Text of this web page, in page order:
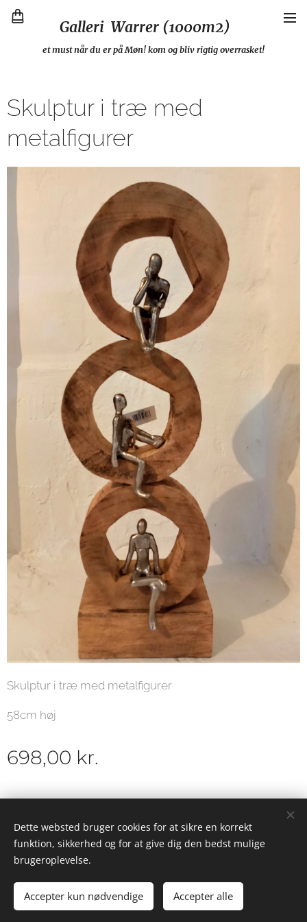
Galleri Warrer (1000m2)
et must når du er på Møn! kom og bliv rigtig overrasket!
Skulptur i træ med
metalfigurer
Skulptur i træ med metalfigurer
58cm høj
698,00 kr.
Tilføj til kurven
© 2019 Galleri Warrer - kunst - mode - livsstil - café
Cookies
Dette websted bruger cookies for at sikre en korrekt
funktion, sikkerhed og for at give dig den bedst mulige
brugeroplevelse.
Accepter kun nødvendige Accepter alle